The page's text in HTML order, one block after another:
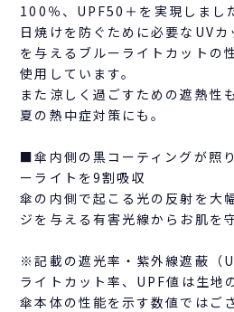
100％、UPF50＋を実現しまし
日焼けを防ぐために必要なUV
を与えるブルーライトカットの
使用しています。
また涼しく過ごすための遮熱性
夏の熱中症対策にも。
■傘内側の黒コーティングが照
ーライトを9割吸収
傘の内側で起こる光の反射を大
ジを与える有害光線からお肌を
※記載の遮光率・紫外線遮蔽（
ライトカット率、UPF値は生地
傘本体の性能を示す数値ではご